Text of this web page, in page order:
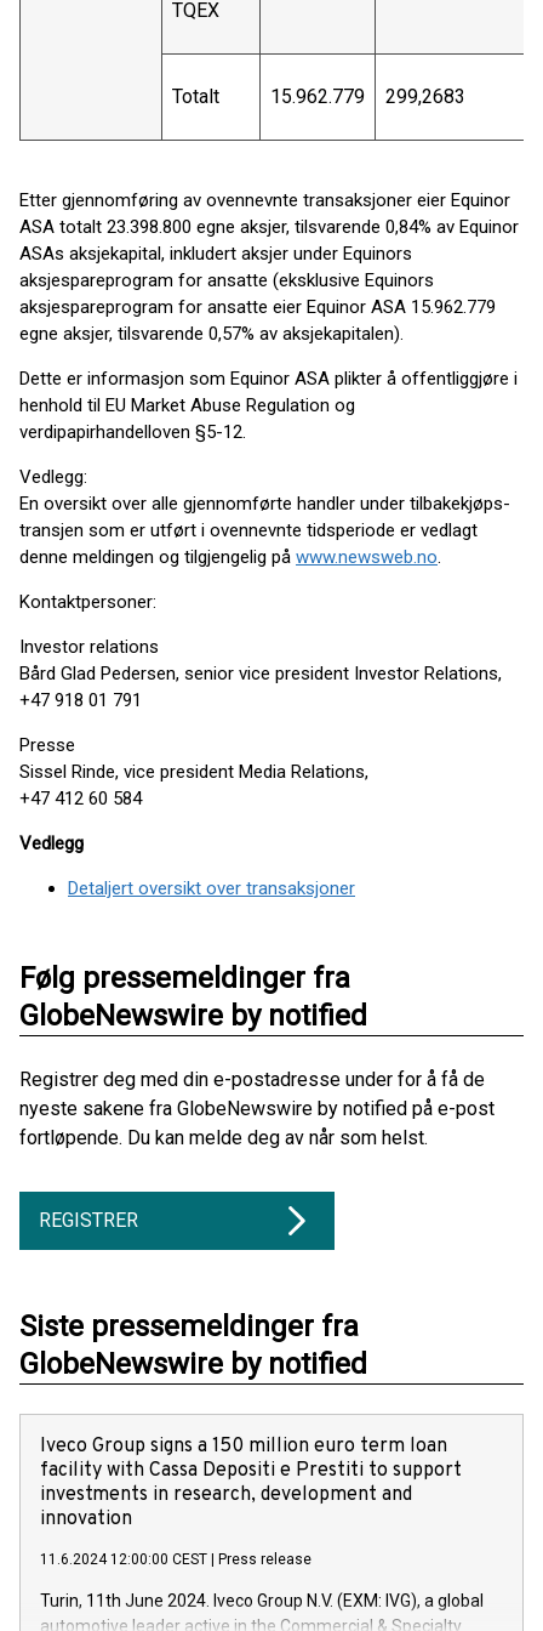
TQEX
Totalt 15.962.779 299,2683
Etter gjennomføring av ovennevnte transaksjoner eier Equinor
ASA totalt 23.398.800 egne aksjer, tilsvarende 0,84% av Equinor
ASAs aksjekapital, inkludert aksjer under Equinors
aksjespareprogram for ansatte (eksklusive Equinors
aksjespareprogram for ansatte eier Equinor ASA 15.962.779
egne aksjer, tilsvarende 0,57% av aksjekapitalen).
Dette er informasjon som Equinor ASA plikter å offentliggjøre i
henhold til EU Market Abuse Regulation og
verdipapirhandelloven §5-12.
Vedlegg:
En oversikt over alle gjennomførte handler under tilbakekjøps-
transjen som er utført i ovennevnte tidsperiode er vedlagt
denne meldingen og tilgjengelig på www.newsweb.no.
Kontaktpersoner:
Investor relations
Bård Glad Pedersen, senior vice president Investor Relations,
+47 918 01 791
Presse
Sissel Rinde, vice president Media Relations,
+47 412 60 584
Vedlegg
Detaljert oversikt over transaksjoner
Følg pressemeldinger fra
GlobeNewswire by notified
Registrer deg med din e-postadresse under for å få de
nyeste sakene fra GlobeNewswire by notified på e-post
fortløpende. Du kan melde deg av når som helst.
REGISTRER
Siste pressemeldinger fra
GlobeNewswire by notified
Iveco Group signs a 150 million euro term loan
facility with Cassa Depositi e Prestiti to support
investments in research, development and
innovation
11.6.2024 12:00:00 CEST Press release
Turin, 11th June 2024. Iveco Group N.V. (EXM: IVG), a global
automotive leader active in the Commercial & Specialty